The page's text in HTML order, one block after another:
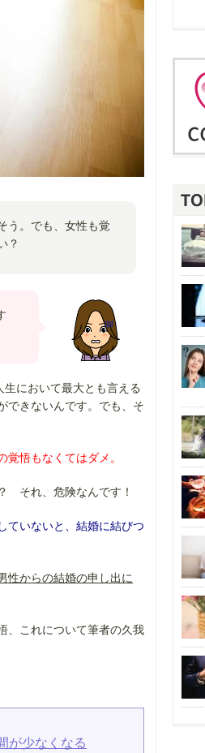
う。でも、女性も覚
？
において最大とも言える
できないんです。でも、そ
悟もなくてはダメ。
それ、危険なんです！
ていないと、結婚に結びつ
性からの結婚の申し出に
、これについて筆者の久我
が少なくなる